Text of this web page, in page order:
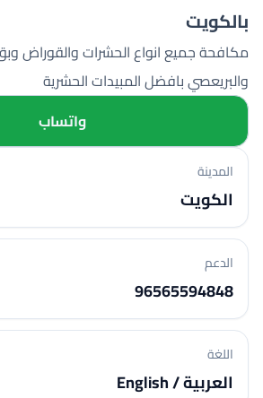
بالكويت
مكافحة جميع انواع الحشرات والقوراض
والبريعصي بافضل المبيدات الحشرية
واتساب
المدينة
الكويت
الدعم
96565594848
اللغة
العربية / English